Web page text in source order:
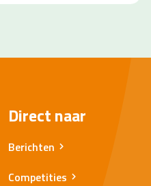
Direct naar
Berichten
Competities